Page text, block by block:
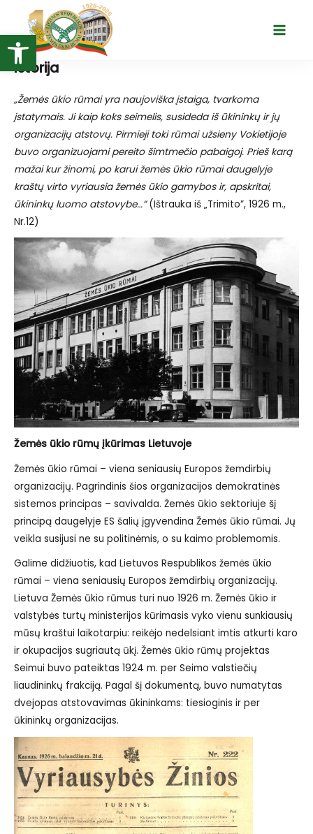
Open toolbar
turinio
Main
Istorija
„Žemės ūkio rūmai yra naujoviška įstaiga, tvarkoma
įstatymais. Ji kaip koks seimelis, susideda iš ūkininkų ir jų
organizacijų atstovų. Pirmieji toki rūmai užsieny Vokietijoje
buvo organizuojami pereito šimtmečio pabaigoj. Prieš karą
mažai kur žinomi, po karui žemės ūkio rūmai daugelyje
kraštų virto vyriausia žemės ūkio gamybos ir, apskritai,
ūkininkų luomo atstovybe…”(Ištrauka iš „Trimito”, 1926 m.,
Nr.12)
Žemės ūkio rūmų įkūrimas Lietuvoje
Žemės ūkio rūmai – viena seniausių Europos žemdirbių
organizacijų. Pagrindinis šios organizacijos demokratinės
sistemos principas – savivalda. Žemės ūkio sektoriuje šį
principą daugelyje ES šalių įgyvendina Žemės ūkio rūmai. Jų
veikla susijusi ne su politinėmis, o su kaimo problemomis.
Galime didžiuotis, kad Lietuvos Respublikos žemės ūkio
rūmai – viena seniausių Europos žemdirbių organizacijų.
Lietuva Žemės ūkio rūmus turi nuo 1926 m. Žemės ūkio ir
valstybės turtų ministerijos kūrimasis vyko vienu sunkiausių
mūsų kraštui laikotarpiu: reikėjo nedelsiant imtis atkurti karo
ir okupacijos sugriautą ūkį. Žemės ūkio rūmų projektas
Seimui buvo pateiktas 1924 m. per Seimo valstiečių
liaudininkų frakciją. Pagal šį dokumentą, buvo numatytas
dvejopas atstovavimas ūkininkams: tiesioginis ir per
ūkininkų organizacijas.